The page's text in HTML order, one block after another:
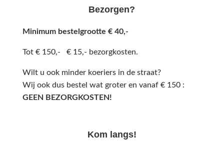
Bezorgen?
Minimum bestelgrootte € 40,-
Tot € 150,- € 15,- bezorgkosten.
Wilt u ook minder koeriers in de straat?
Wij ook dus bestel wat groter en vanaf € 150 :
GEEN BEZORGKOSTEN!
Kom langs!